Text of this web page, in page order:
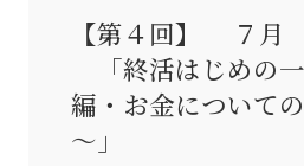
【第４回】 ７月
「終活はじめの
編・お金についての
～」